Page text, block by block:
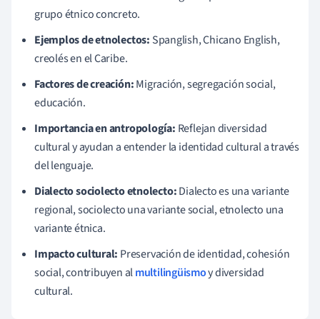
grupo étnico concreto.
Ejemplos de etnolectos: Spanglish, Chicano English,
creolés en el Caribe.
Factores de creación:Migración, segregación social,
educación.
Importancia en antropología: Reflejan diversidad
cultural y ayudan a entender la identidad cultural a través
del lenguaje.
Dialecto sociolecto etnolecto:Dialecto es una variante
regional, sociolecto una variante social, etnolecto una
variante étnica.
Impacto cultural: Preservación de identidad, cohesión
social, contribuyen almultilingüismoy diversidad
cultural.